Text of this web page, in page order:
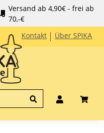
Versand ab 4,90€ - frei ab
70,-€
Kontakt
Über SPIKA